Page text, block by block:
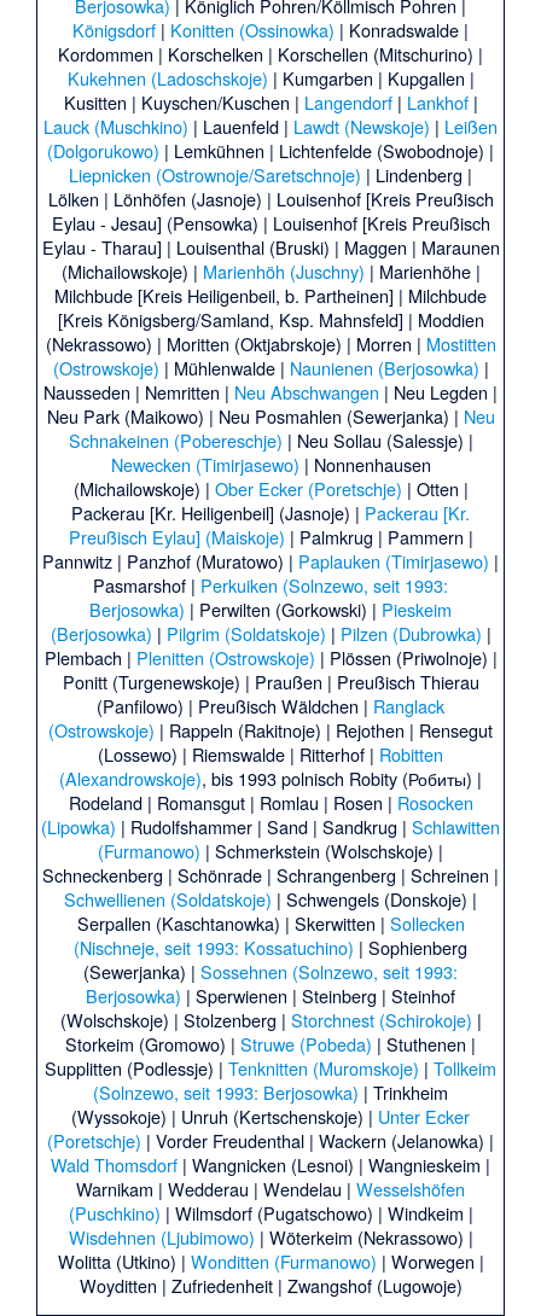
Berjosowka) | Königlich Pohren/Köllmisch Pohren |
Königsdorf | Konitten (Ossinowka) | Konradswalde |
Kordommen | Korschelken | Korschellen (Mitschurino) |
Kukehnen (Ladoschskoje) | Kumgarben | Kupgallen |
Kusitten | Kuyschen/Kuschen | Langendorf| Lankhof|
Lauck (Muschkino) | Lauenfeld | Lawdt (Newskoje) | Leißen
(Dolgorukowo) | Lemkühnen | Lichtenfelde (Swobodnoje) |
Liepnicken (Ostrownoje/Saretschnoje) | Lindenberg |
Lölken | Lönhöfen (Jasnoje) | Louisenhof [Kreis Preußisch
Eylau - Jesau] (Pensowka) | Louisenhof [Kreis Preußisch
Eylau - Tharau] | Louisenthal (Bruski) | Maggen | Maraunen
(Michailowskoje) | Marienhöh (Juschny) | Marienhöhe|
Milchbude [Kreis Heiligenbeil, b. Partheinen] | Milchbude
[Kreis Königsberg/Samland, Ksp. Mahnsfeld] | Moddien
(Nekrassowo) | Moritten (Oktjabrskoje) | Morren | Mostitten
(Ostrowskoje) | Mühlenwalde| Naunienen (Berjosowka) |
Nausseden | Nemritten | Neu Abschwangen | Neu Legden |
Neu Park (Maikowo) | Neu Posmahlen (Sewerjanka) | Neu
Schnakeinen (Pobereschje) | Neu Sollau (Salessje) |
Newecken (Timirjasewo) | Nonnenhausen
(Michailowskoje) | Ober Ecker (Poretschje) | Otten |
Packerau [Kr. Heiligenbeil] (Jasnoje) | Packerau [Kr.
Preußisch Eylau] (Maiskoje) | Palmkrug | Pammern |
Pannwitz | Panzhof (Muratowo) | Paplauken (Timirjasewo) |
Pasmarshof | Perkuiken (Solnzewo, seit 1993:
Berjosowka) | Perwilten (Gorkowski) | Pieskeim
(Berjosowka) | Pilgrim (Soldatskoje) | Pilzen (Dubrowka) |
Plembach | Plenitten (Ostrowskoje) | Plössen (Priwolnoje) |
Ponitt (Turgenewskoje) | Praußen | Preußisch Thierau
(Panfilowo) | Preußisch Wäldchen | Ranglack
(Ostrowskoje) | Rappeln (Rakitnoje) | Rejothen | Rensegut
(Lossewo) | Riemswalde | Ritterhof | Robitten
(Alexandrowskoje), bis 1993 polnisch Robity (Робиты) |
Rodeland| Romansgut| Romlau | Rosen | Rosocken
(Lipowka) | Rudolfshammer | Sand | Sandkrug | Schlawitten
(Furmanowo) | Schmerkstein (Wolschskoje) |
Schneckenberg | Schönrade | Schrangenberg | Schreinen |
Schwellienen (Soldatskoje) | Schwengels (Donskoje) |
Serpallen (Kaschtanowka) | Skerwitten | Sollecken
(Nischneje, seit 1993: Kossatuchino) | Sophienberg
(Sewerjanka) | Sossehnen (Solnzewo, seit 1993:
Berjosowka) | Sperwienen | Steinberg | Steinhof
(Wolschskoje) | Stolzenberg | Storchnest (Schirokoje) |
Storkeim (Gromowo) | Struwe (Pobeda) | Stuthenen |
Supplitten (Podlessje) | Tenknitten (Muromskoje) | Tollkeim
(Solnzewo, seit 1993: Berjosowka) | Trinkheim
(Wyssokoje) | Unruh (Kertschenskoje) | Unter Ecker
(Poretschje) | Vorder Freudenthal | Wackern (Jelanowka) |
Wald Thomsdorf | Wangnicken (Lesnoi) | Wangnieskeim |
Warnikam | Wedderau | Wendelau | Wesselshöfen
(Puschkino) | Wilmsdorf (Pugatschowo) | Windkeim |
Wisdehnen (Ljubimowo) | Wöterkeim (Nekrassowo) |
Wolitta (Utkino) | Wonditten (Furmanowo) | Worwegen |
Woyditten | Zufriedenheit| Zwangshof (Lugowoje)